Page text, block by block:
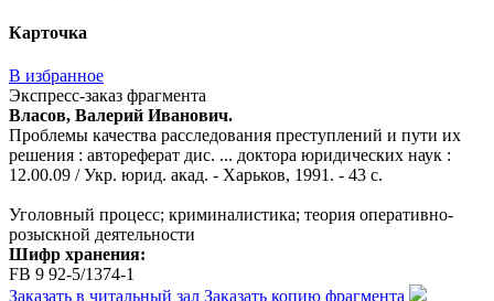
Карточка
В избранное
Экспресс-заказ фрагмента
Власов, Валерий Иванович.
Проблемы качества расследования преступлений и пути их
решения : автореферат дис. ... доктора юридических наук :
12.00.09 / Укр. юрид. акад. - Харьков, 1991. - 43 с.
Уголовный процесс; криминалистика; теория оперативно-
розыскной деятельности
Шифр хранения:
FB 9 92-5/1374-1
Заказать в читальный зал Заказать копию фрагмента